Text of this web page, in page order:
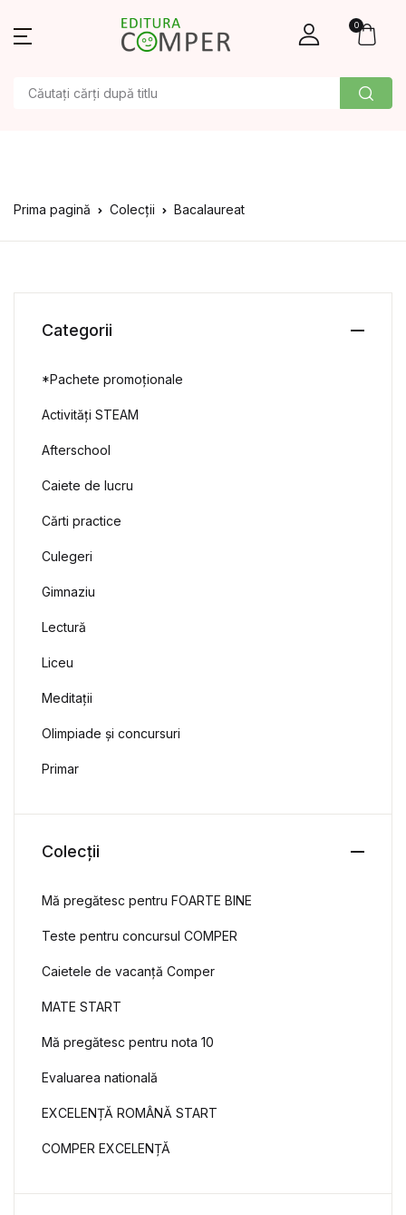
0
Prima pagină Colecții Bacalaureat
Categorii
*Pachete promoționale
Activități STEAM
Afterschool
Caiete de lucru
Cărti practice
Culegeri
Gimnaziu
Lectură
Liceu
Meditații
Olimpiade și concursuri
Primar
Colecții
Mă pregătesc pentru FOARTE BINE
Teste pentru concursul COMPER
Caietele de vacanță Comper
MATE START
Mă pregătesc pentru nota 10
Evaluarea natională
EXCELENȚĂ ROMÂNĂ START
COMPER EXCELENȚĂ